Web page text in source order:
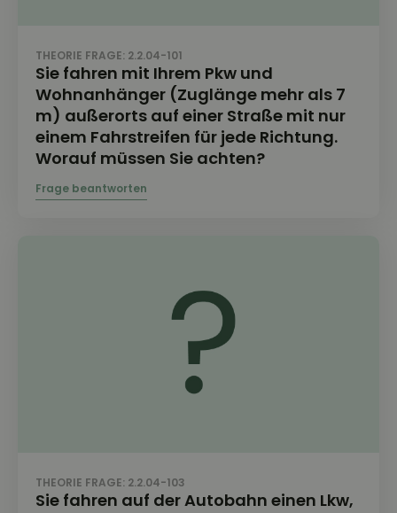
THEORIE FRAGE: 2.2.04-101
Sie fahren mit Ihrem Pkw und
Wohnanhänger (Zuglänge mehr als 7
m) außerorts auf einer Straße mit nur
einem Fahrstreifen für jede Richtung.
Worauf müssen Sie achten?
THEORIE FRAGE: 2.2.04-103
Sie fahren auf der Autobahn einen Lkw,